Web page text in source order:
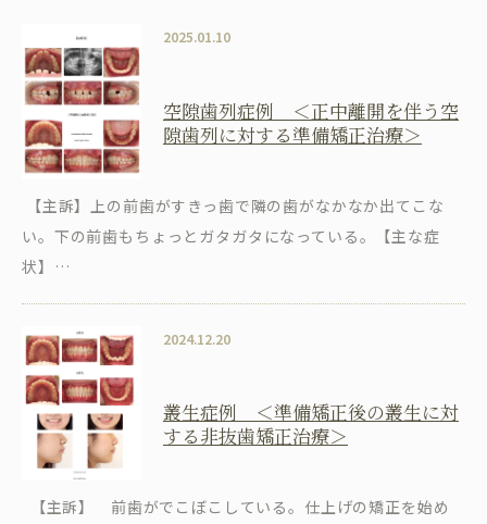
2025.01.10
空隙歯列症例 ＜正中離開を伴う空
隙歯列に対する準備矯正治療＞
【主訴】上の前歯がすきっ歯で隣の歯がなかなか出てこな
い。下の前歯もちょっとガタガタになっている。【主な症
状】…
2024.12.20
叢生症例 ＜準備矯正後の叢生に対
する非抜歯矯正治療＞
【主訴】 前歯がでこぼこしている。仕上げの矯正を始め